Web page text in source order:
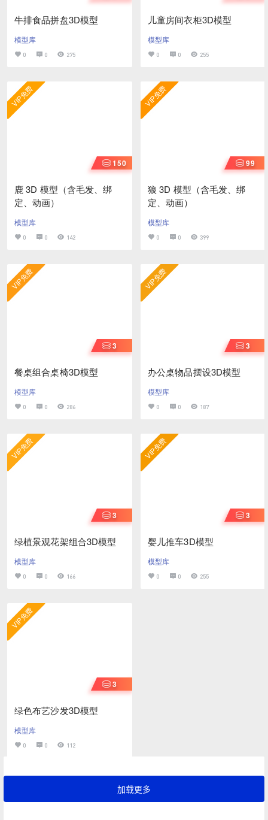
牛排食品拼盘3D模型
模型库
0 0 275
儿童房间衣柜3D模型
模型库
0 0 255
150
鹿 3D 模型（含毛发、绑
定、动画）
VIP免费
模型库
0 0 142
99
狼 3D 模型（含毛发、绑
定、动画）
VIP免费
模型库
0 0 399
3
餐桌组合桌椅3D模型
VIP免费
模型库
0 0 286
3
办公桌物品摆设3D模型
VIP免费
模型库
0 0 187
3
绿植景观花架组合3D模型
VIP免费
模型库
0 0 166
3
婴儿推车3D模型
VIP免费
模型库
0 0 255
3
绿色布艺沙发3D模型
VIP免费
模型库
0 0 112
加载更多